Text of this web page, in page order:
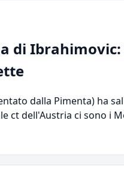
di Ibrahimovic:
dalla Pimenta) ha
ct dell'Austria ci sono i